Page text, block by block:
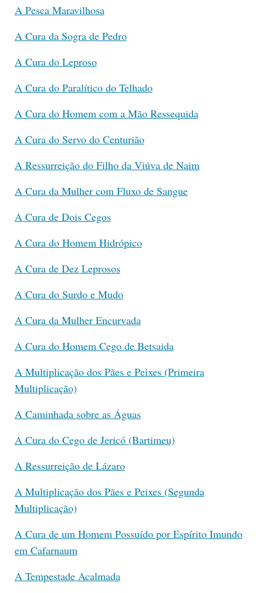
A Pesca Maravilhosa
A Cura da Sogra de Pedro
A Cura do Leproso
A Cura do Paralítico do Telhado
A Cura do Homem com a Mão Ressequida
A Cura do Servo do Centurião
A Ressurreição do Filho da Viúva de Naim
A Cura da Mulher com Fluxo de Sangue
A Cura de Dois Cegos
A Cura do Homem Hidrópico
A Cura de Dez Leprosos
A Cura do Surdo e Mudo
A Cura da Mulher Encurvada
A Cura do Homem Cego de Betsaida
A Multiplicação dos Pães e Peixes (Primeira
Multiplicação)
A Caminhada sobre as Águas
A Cura do Cego de Jericó (Bartimeu)
A Ressurreição de Lázaro
A Multiplicação dos Pães e Peixes (Segunda
Multiplicação)
A Cura de um Homem Possuído por Espírito Imundo
em Cafarnaum
A Tempestade Acalmada